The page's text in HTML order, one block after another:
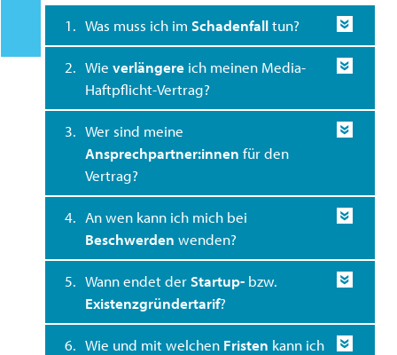
1. Was muss ich imSchadenfalltun?
2. Wieverlängere ich meinen Media-
Haftpflicht-Vertrag?
3. Wer sind meine
Ansprechpartner:innen für den
Vertrag?
4. An wen kann ich mich bei
Beschwerden wenden?
5. Wann endet derStartup- bzw.
Existenzgründertarif?
6. Wie und mit welchen Fristen kann ich